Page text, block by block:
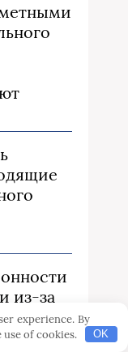
из‑за
experience. By
of cookies.
OK